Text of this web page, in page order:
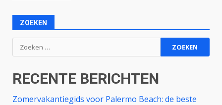
ZOEKEN
Zoeken
naar:
RECENTE BERICHTEN
Zomervakantiegids voor Palermo Beach: de beste